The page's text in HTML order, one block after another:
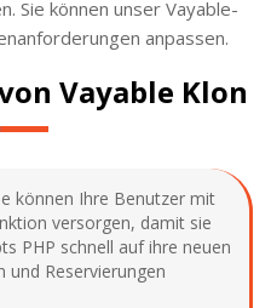
Sie können unser Vayable-
anpassen.
Vayable Klon
können Ihre Benutzer mit
versorgen, damit sie
PHP schnell auf ihre neuen
und Reservierungen